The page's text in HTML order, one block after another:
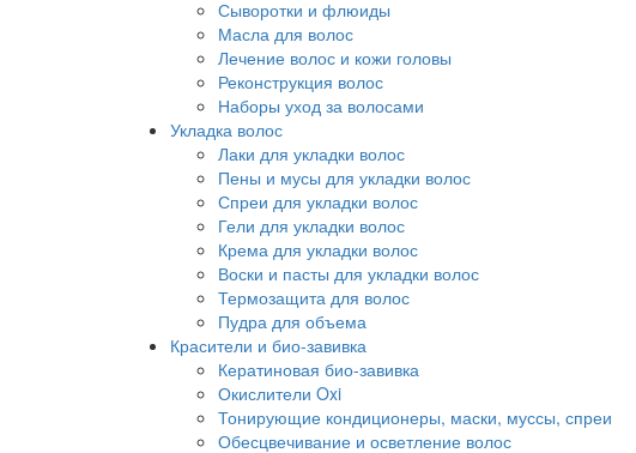
Сыворотки и флюиды
Масла для волос
Лечение волос и кожи головы
Реконструкция волос
Наборы уход за волосами
Укладка волос
Лаки для укладки волос
Пены и мусы для укладки волос
Спреи для укладки волос
Гели для укладки волос
Крема для укладки волос
Воски и пасты для укладки волос
Термозащита для волос
Пудра для объема
Красители и био-завивка
Кератиновая био-завивка
Окислители Oxi
Тонирующие кондиционеры, маски, муссы, спреи
Обесцвечивание и осветление волос